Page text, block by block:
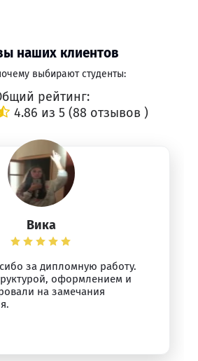
наших клиентов
выбирают студенты:
рейтинг:
4.86 из 5 (88 отзывов )
Вика
за дипломную работу.
оформлением и
на замечания